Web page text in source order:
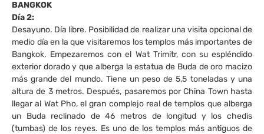
BANGKOK
Día 2:
Desayuno. Día libre. Posibilidad de realizar una visita opcional de
medio día en la que visitaremos los templos más importantes de
Bangkok. Empezaremos con el Wat Trimitr, con su espléndido
exterior dorado y que alberga la estatua de Buda de oro macizo
más grande del mundo. Tiene un peso de 5,5 toneladas y una
altura de 3 metros. Después, pasaremos por China Town hasta
llegar al Wat Pho, el gran complejo real de templos que alberga
un Buda reclinado de 46 metros de longitud y los chedis
(tumbas) de los reyes. Es uno de los templos más antiguos de